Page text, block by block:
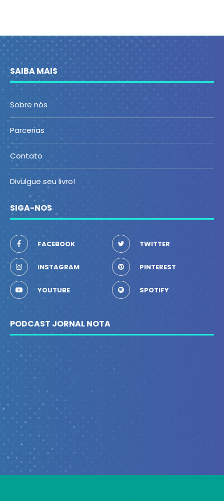
SAIBA MAIS
Sobre nós
Parcerias
Contato
Divulgue seu livro!
SIGA-NOS
FACEBOOK TWITTER
INSTAGRAM PINTEREST
YOUTUBE SPOTIFY
PODCAST JORNAL NOTA